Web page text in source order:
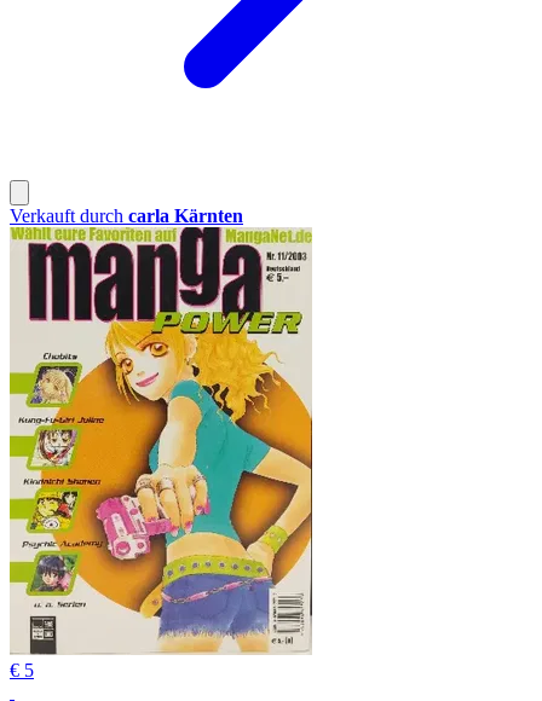
Verkauft durch carla Kärnten
€ 5